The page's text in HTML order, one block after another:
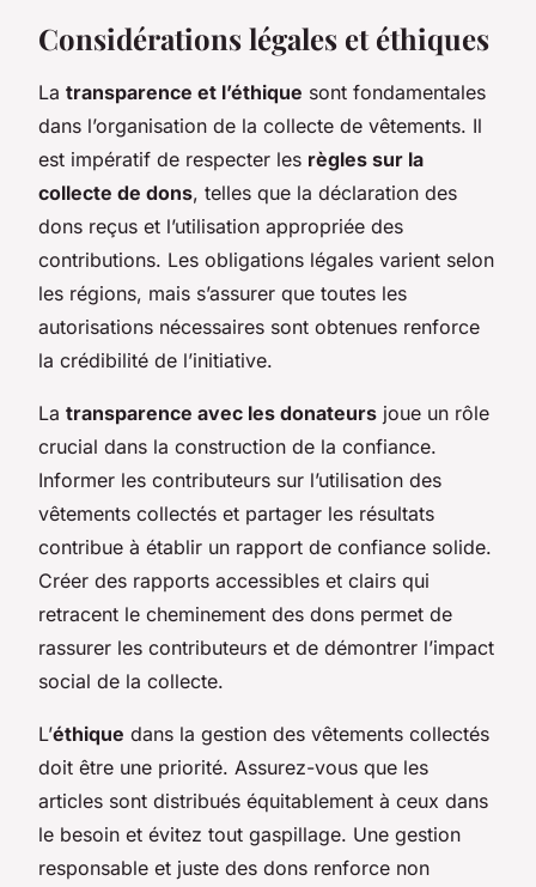
Considérations légales et éthiques
La transparence et l’éthique sont fondamentales
dans l’organisation de la collecte de vêtements. Il
est impératif de respecter les règles sur la
collecte de dons, telles que la déclaration des
dons reçus et l’utilisation appropriée des
contributions. Les obligations légales varient selon
les régions, mais s’assurer que toutes les
autorisations nécessaires sont obtenues renforce
la crédibilité de l’initiative.
La transparence avec les donateurs joue un rôle
crucial dans la construction de la confiance.
Informer les contributeurs sur l’utilisation des
vêtements collectés et partager les résultats
contribue à établir un rapport de confiance solide.
Créer des rapports accessibles et clairs qui
retracent le cheminement des dons permet de
rassurer les contributeurs et de démontrer l’impact
social de la collecte.
L’éthique dans la gestion des vêtements collectés
doit être une priorité. Assurez-vous que les
articles sont distribués équitablement à ceux dans
le besoin et évitez tout gaspillage. Une gestion
responsable et juste des dons renforce non